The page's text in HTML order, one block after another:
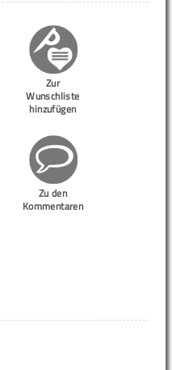
Zur
Wunschliste
hinzufügen
Zu den
Kommentaren